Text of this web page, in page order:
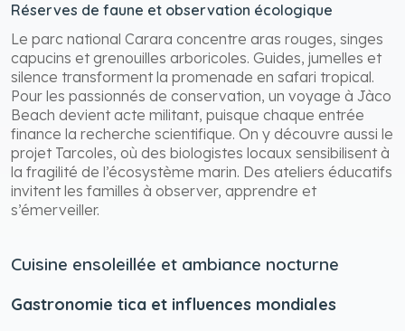
Réserves de faune et observation écologique
Le parc national Carara concentre aras rouges, singes
capucins et grenouilles arboricoles. Guides, jumelles et
silence transforment la promenade en safari tropical.
Pour les passionnés de conservation, un voyage à Jàco
Beach devient acte militant, puisque chaque entrée
finance la recherche scientifique. On y découvre aussi le
projet Tarcoles, où des biologistes locaux sensibilisent à
la fragilité de l’écosystème marin. Des ateliers éducatifs
invitent les familles à observer, apprendre et
s’émerveiller.
Cuisine ensoleillée et ambiance nocturne
Gastronomie tica et influences mondiales